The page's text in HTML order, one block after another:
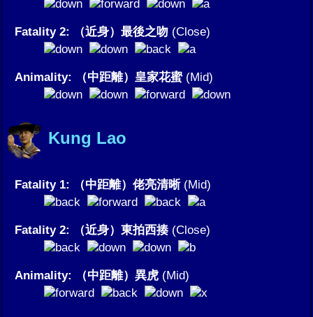
Fatality 2: （近身）最後之吻 (Close)
Animality: （中距離）皇家花蜜(Mid)
Kung Lao
Fatality 1: （中距離）佬亮清晰(Mid)
Fatality 2: （近身）東拍西揍(Close)
Animality: （中距離）異虎 (Mid)